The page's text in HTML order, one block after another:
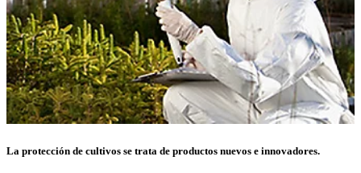
La protección de cultivos se trata de productos nuevos e innovadores.